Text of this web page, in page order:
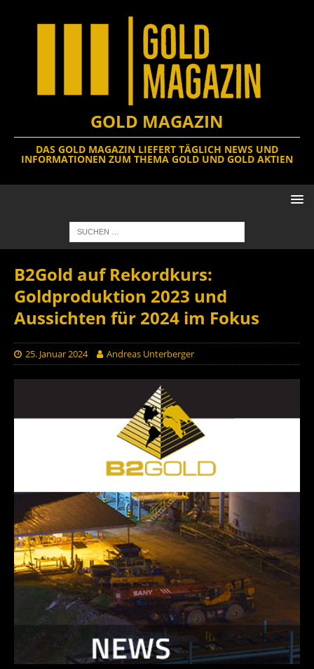
GOLD MAGAZIN
DAS GOLD MAGAZIN LIEFERT TÄGLICH NEWS UND
INFORMATIONEN ZUM THEMA GOLD UND GOLD AKTIEN
B2Gold auf Rekordkurs:
Goldproduktion 2023 und
Aussichten für 2024 im Fokus
25. Januar 2024 Andreas Unterberger